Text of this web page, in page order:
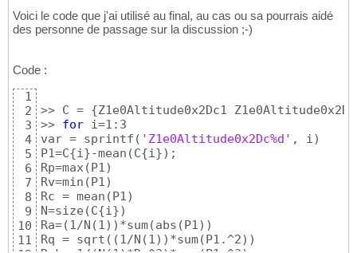
Voici le code que j'ai utilisé au final, au cas ou sa pourrais aidé
des personne de passage sur la discussion ;-)
Code :
1
2
3
4
5
6
7
8
9
10
11
>> C = {Z1e0Altitude0x2Dc1
>> for i=1:3
var = sprintf ( 'Z1e0Altitude0x2Dc%d' , i )
P1=C{i }-mean (C{i }) ;
Rp=max (P1 )
Rv=min (P1 )
Rc = mean (P1 )
N=size (C{i })
Ra=(1/N (1 ) ) *sum(abs (P1 ) )
Rq = sqrt ( (1/N (1 ) ) *sum(P1.^2) )